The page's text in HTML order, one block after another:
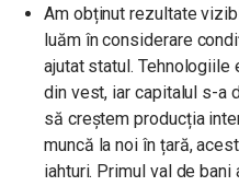
Am obținut rezultate
luăm în considerare
ajutat statul. Tehnologiile
din vest, iar capitalul s-a
să creștem producția
muncă la noi în țară,
iahturi. Primul val de